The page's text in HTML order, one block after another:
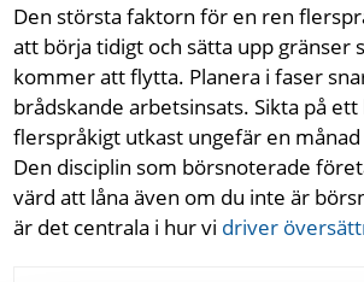
Den största faktorn för en ren
att börja tidigt och sätta upp gränser
kommer att flytta. Planera i faser
brådskande arbetsinsats. Sikta på
flerspråkigt utkast ungefär en
Den disciplin som börsnoterade
värd att låna även om du inte är
är det centrala i hur vi driver